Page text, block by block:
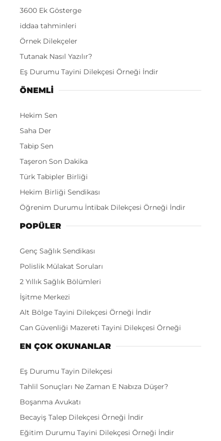
3600 Ek Gösterge
iddaa tahminleri
Örnek Dilekçeler
Tutanak Nasıl Yazılır?
Eş Durumu Tayini Dilekçesi Örneği İndir
ÖNEMLI
Hekim Sen
Saha Der
Tabip Sen
Taşeron Son Dakika
Türk Tabipler Birliği
Hekim Birliği Sendikası
Öğrenim Durumu İntibak Dilekçesi Örneği İndir
POPÜLER
Genç Sağlık Sendikası
Polislik Mülakat Soruları
2 Yıllık Sağlık Bölümleri
İşitme Merkezi
Alt Bölge Tayini Dilekçesi Örneği İndir
Can Güvenliği Mazereti Tayini Dilekçesi Örneği
EN ÇOK OKUNANLAR
Eş Durumu Tayin Dilekçesi
Tahlil Sonuçları Ne Zaman E Nabıza Düşer?
Boşanma Avukatı
Becayiş Talep Dilekçesi Örneği İndir
Eğitim Durumu Tayini Dilekçesi Örneği İndir